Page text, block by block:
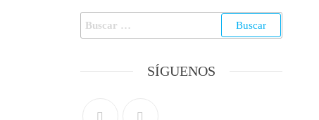
SÍGUENOS